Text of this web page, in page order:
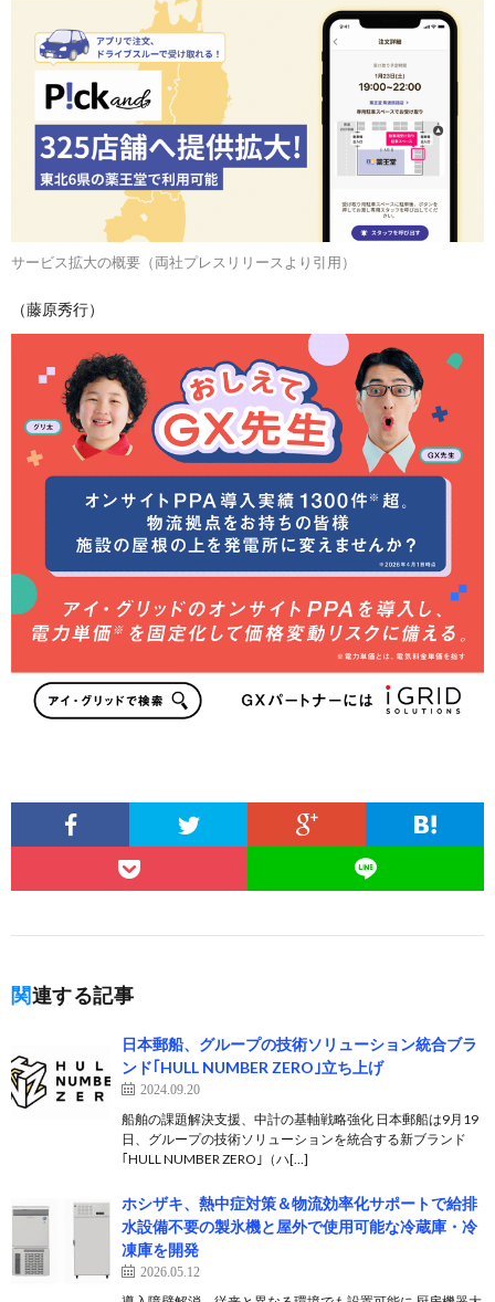
サービス拡大の概要（両社プレスリリースより引用）
（藤原秀行）
関連する記事
日本郵船、グループの技術ソリューション統合ブラ
ンド｢HULL NUMBER ZERO｣立ち上げ
2024.09.20
船舶の課題解決支援、中計の基軸戦略強化 日本郵船は9月19
日、グループの技術ソリューションを統合する新ブランド
｢HULL NUMBER ZERO｣（ハ[…]
ホシザキ、熱中症対策＆物流効率化サポートで給排
水設備不要の製氷機と屋外で使用可能な冷蔵庫・冷
凍庫を開発
2026.05.12